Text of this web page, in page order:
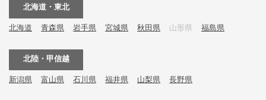
北海道・東北
北海道 青森県 岩手県 宮城県 秋田県 山形県 福島県
北陸・甲信越
新潟県 富山県 石川県 福井県 山梨県 長野県